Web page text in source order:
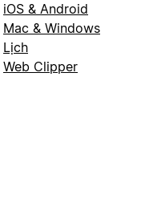
iOS & Android
Mac & Windows
Lịch
Web Clipper